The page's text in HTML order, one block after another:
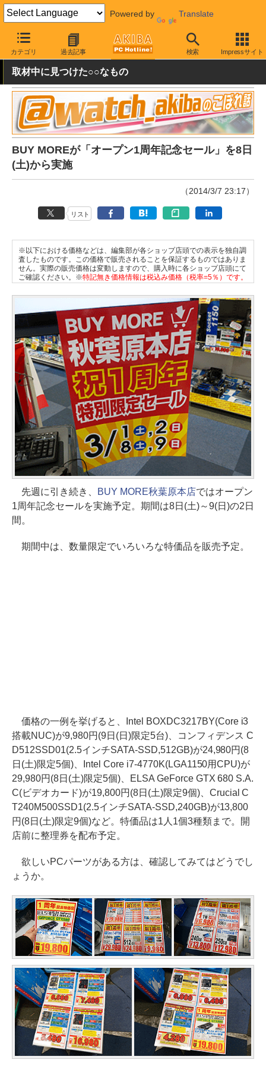
Powered by Translate
カテゴリ 過去記事 検索 Impressサイト
AKIBA PC Hotline! 秋葉原情報 価格情報 特価情報
取材中に見つけた○○なもの
BUY MOREが「オープン1周年記念セール」を8日
(土)から実施
（2014/3/7 23:17）
リスト
※以下における価格などは、編集部が各ショップ店頭での表示を独自調
査したものです。この価格で販売されることを保証するものではありま
せん。実際の販売価格は変動しますので、購入時に各ショップ店頭にて
ご確認ください。※特記無き価格情報は税込み価格（税率=5％）です。
先週に引き続き、 BUY MORE秋葉原本店ではオープン
1周年記念セールを実施予定。期間は8日(土)～9(日)の2日
間。
期間中は、数量限定でいろいろな特価品を販売予定。
価格の一例を挙げると、Intel BOXDC3217BY(Core i3
搭載NUC)が9,980円(9日(日)限定5台)、コンフィデンス C
D512SSD01(2.5インチSATA-SSD,512GB)が24,980円(8
日(土)限定5個)、Intel Core i7-4770K(LGA1150用CPU)が
29,980円(8日(土)限定5個)、ELSA GeForce GTX 680 S.A.
C(ビデオカード)が19,800円(8日(土)限定9個)、Crucial C
T240M500SSD1(2.5インチSATA-SSD,240GB)が13,800
円(8日(土)限定9個)など。特価品は1人1個3種類まで。開
店前に整理券を配布予定。
欲しいPCパーツがある方は、確認してみてはどうでし
ょうか。